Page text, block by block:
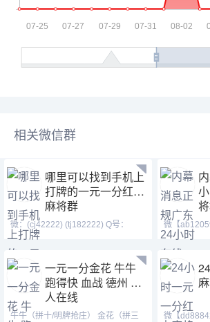
相关微信群
哪里可以找到手机上
打牌的一元一分红中
麻将群
微：(cj42222) (tj182222) Q号：
(371146023) 1.游戏类
微【
【tj525555
一元一分金花 牛牛
跑得快 血战 德州 真
人在线
牛牛（拼十/明牌抢庄） 金花（拼三
微【